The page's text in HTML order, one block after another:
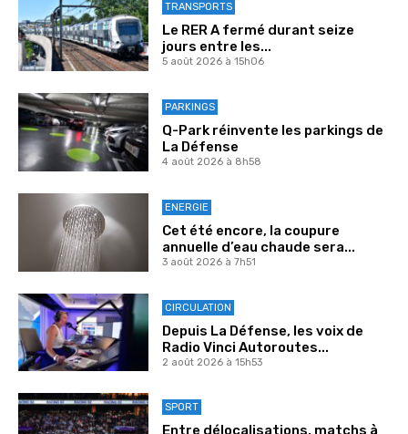
TRANSPORTS
Le RER A fermé durant seize
jours entre les...
5 août 2026 à 15h06
PARKINGS
Q-Park réinvente les parkings de
La Défense
4 août 2026 à 8h58
ENERGIE
Cet été encore, la coupure
annuelle d’eau chaude sera...
3 août 2026 à 7h51
CIRCULATION
Depuis La Défense, les voix de
Radio Vinci Autoroutes...
2 août 2026 à 15h53
SPORT
Entre délocalisations, matchs à